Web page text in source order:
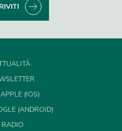
(IOS)
(ANDROID)
RADIO